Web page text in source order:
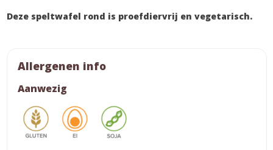
Deze speltwafel rond is proefdiervrij en vegetarisch.
Allergenen info
Aanwezig